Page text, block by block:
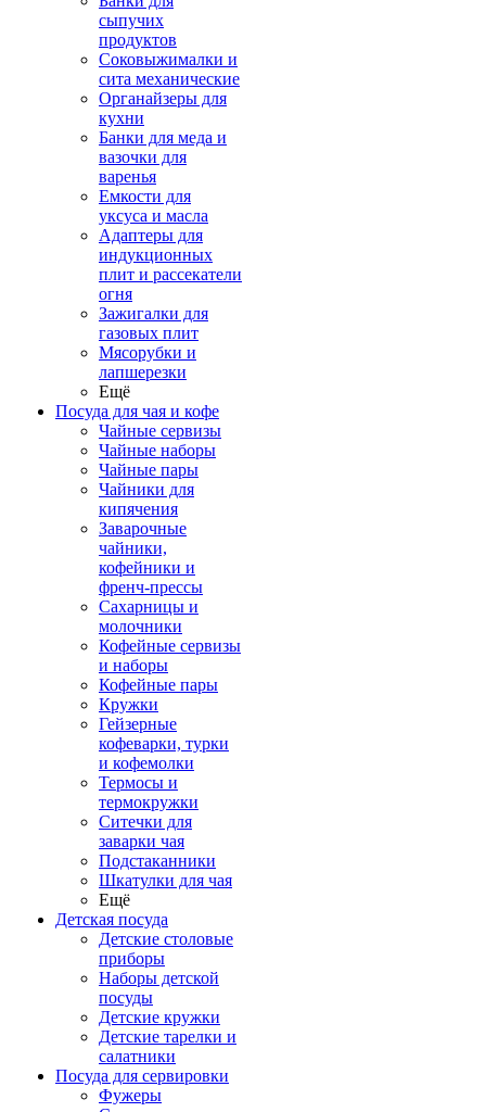
сыпучих
продуктов
Соковыжималки и
сита механические
Органайзеры для
кухни
Банки для меда и
вазочки для
варенья
Емкости для
уксуса и масла
Адаптеры для
индукционных
плит и рассекатели
огня
Зажигалки для
газовых плит
Мясорубки и
лапшерезки
Ещё
Посуда для чая и кофе
Чайные сервизы
Чайные наборы
Чайные пары
Чайники для
кипячения
Заварочные
чайники,
кофейники и
френч-прессы
Сахарницы и
молочники
Кофейные сервизы
и наборы
Кофейные пары
Кружки
Гейзерные
кофеварки, турки
и кофемолки
Термосы и
термокружки
Ситечки для
заварки чая
Подстаканники
Шкатулки для чая
Ещё
Детская посуда
Детские столовые
приборы
Наборы детской
посуды
Детские кружки
Детские тарелки и
салатники
Посуда для сервировки
Фужеры